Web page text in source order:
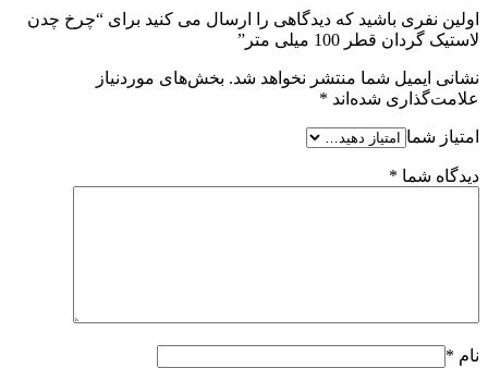
اولین نفری باشید که دیدگاهی را ارسال می کنید برای “چرخ چدن
لاستیک گردان قطر 100 میلی متر”
نشانی ایمیل شما منتشر نخواهد شد. بخش‌های موردنیاز
علامت‌گذاری شده‌اند *
امتیاز شما
دیدگاه شما *
نام *